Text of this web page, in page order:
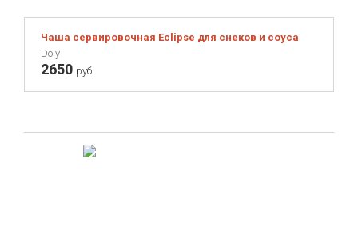
Чаша сервировочная Eclipse для снеков и соуса
Doiy
2650 руб.